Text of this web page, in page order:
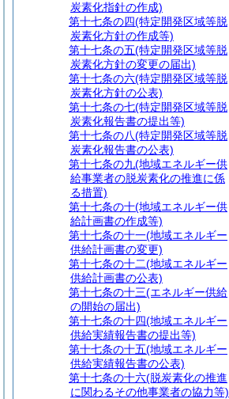
炭素化指針の作成)
第十七条の四(特定開発区域等脱
炭素化方針の作成等)
第十七条の五(特定開発区域等脱
炭素化方針の変更の届出)
第十七条の六(特定開発区域等脱
炭素化方針の公表)
第十七条の七(特定開発区域等脱
炭素化報告書の提出等)
第十七条の八(特定開発区域等脱
炭素化報告書の公表)
第十七条の九(地域エネルギー供
給事業者の脱炭素化の推進に係
る措置)
第十七条の十(地域エネルギー供
給計画書の作成等)
第十七条の十一(地域エネルギー
供給計画書の変更)
第十七条の十二(地域エネルギー
供給計画書の公表)
第十七条の十三(エネルギー供給
の開始の届出)
第十七条の十四(地域エネルギー
供給実績報告書の提出等)
第十七条の十五(地域エネルギー
供給実績報告書の公表)
第十七条の十六(脱炭素化の推進
に関わるその他事業者の協力等)